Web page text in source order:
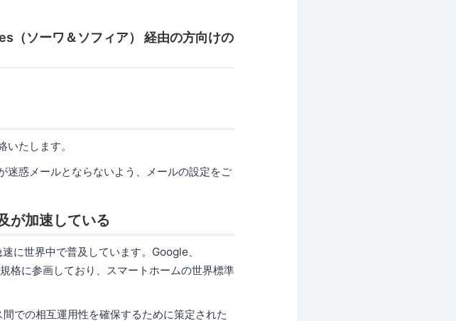
（ソーワ＆ソフィア） 経由の方向けの
たします。
惑メールとならないよう、メールの設定をご
が加速している
に世界中で普及しています。Google、
格に参画しており、スマートホームの世界標準
での相互運用性を確保するために策定された